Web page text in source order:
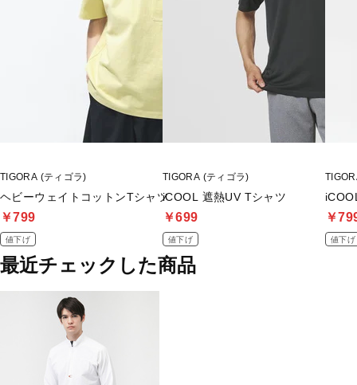
TIGORA (ティゴラ)
ヘビーウェイトコットンTシャツ
￥799
値下げ
TIGORA (ティゴラ)
iCOOL 遮熱UV Tシャツ
￥699
値下げ
￥
値下げ
最近チェックした商品